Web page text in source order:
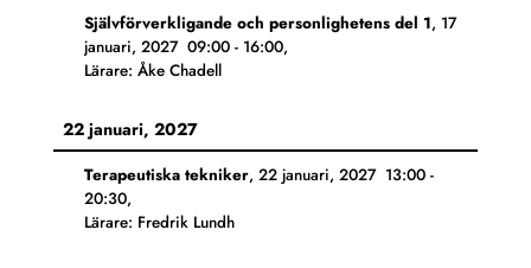
Självförverkligande och personlighetens del 1, 17
januari, 2027 09:00- 16:00,
Lärare: Åke Chadell
22 januari, 2027
Terapeutiska tekniker, 22 januari, 2027 13:00-
20:30,
Lärare: Fredrik Lundh